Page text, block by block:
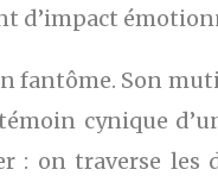
d’impact
fantôme. Son
cynique
: on traverse les